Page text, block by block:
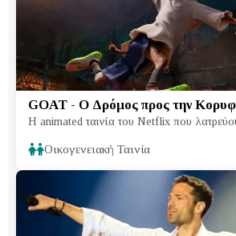
GOAT - Ο Δρόμος προς την
Η animated ταινία του Netflix που
Οικογενειακή Ταινία